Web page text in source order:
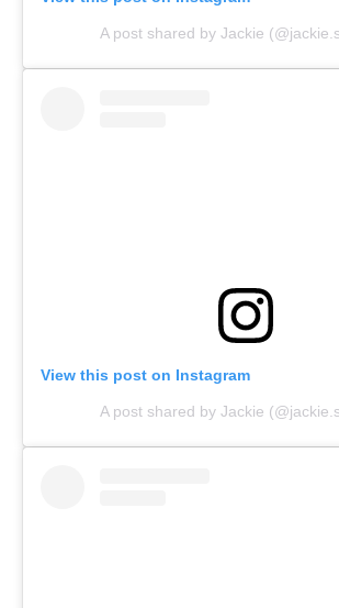
A post shared by Jackie
View this post on Instagram
A post shared by Jackie